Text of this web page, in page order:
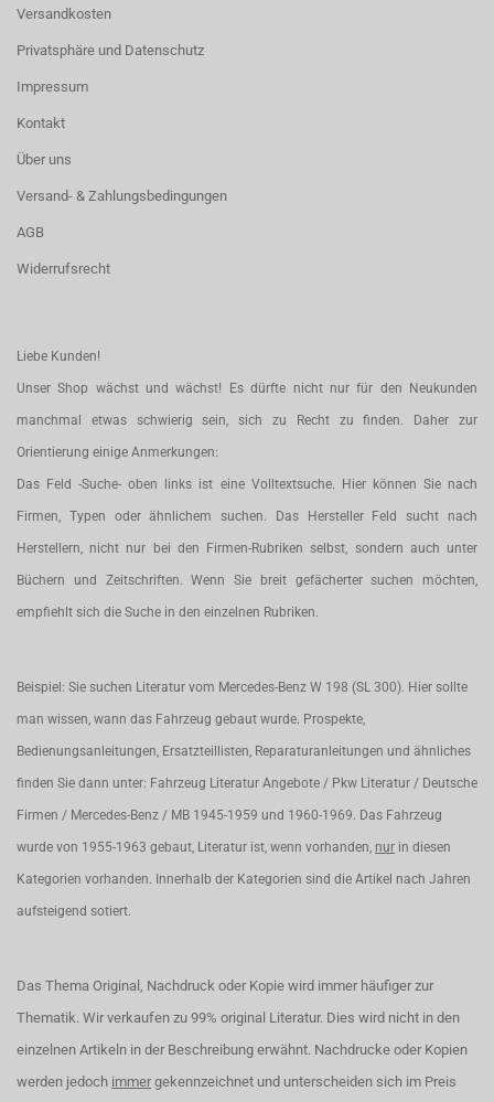
Versandkosten
Privatsphäre und Datenschutz
Impressum
Kontakt
Über uns
Versand- & Zahlungsbedingungen
AGB
Widerrufsrecht
Liebe Kunden!
Unser Shop wächst und wächst! Es dürfte nicht nur für den Neukunden
manchmal etwas schwierig sein, sich zu Recht zu finden. Daher zur
Orientierung einige Anmerkungen:
Das Feld -Suche- oben links ist eine Volltextsuche. Hier können Sie nach
Firmen, Typen oder ähnlichem suchen. Das Hersteller Feld sucht nach
Herstellern, nicht nur bei den Firmen-Rubriken selbst, sondern auch unter
Büchern und Zeitschriften. Wenn Sie breit gefächerter suchen möchten,
empfiehlt sich die Suche in den einzelnen Rubriken.
Beispiel: Sie suchen Literatur vom Mercedes-Benz W 198 (SL 300). Hier sollte
man wissen, wann das Fahrzeug gebaut wurde. Prospekte,
Bedienungsanleitungen, Ersatzteillisten, Reparaturanleitungen und ähnliches
finden Sie dann unter: Fahrzeug Literatur Angebote / Pkw Literatur / Deutsche
Firmen / Mercedes-Benz / MB 1945-1959 und 1960-1969. Das Fahrzeug
wurde von 1955-1963 gebaut, Literatur ist, wenn vorhanden, nur in diesen
Kategorien vorhanden. Innerhalb der Kategorien sind die Artikel nach Jahren
aufsteigend sotiert.
Das Thema Original, Nachdruck oder Kopie wird immer häufiger zur
Thematik. Wir verkaufen zu 99% original Literatur. Dies wird nicht in den
einzelnen Artikeln in der Beschreibung erwähnt. Nachdrucke oder Kopien
werden jedoch immer gekennzeichnet und unterscheiden sich im Preis